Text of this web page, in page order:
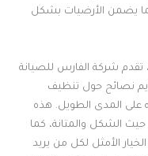
بما يضمن الأرضيات بشكل
تقدم شركة الفارس للصيانة
نصائح حول تنظيف
على المدى الطويل. هذه
الشكل والمتانة، كما
الأمثل لكل من يريد